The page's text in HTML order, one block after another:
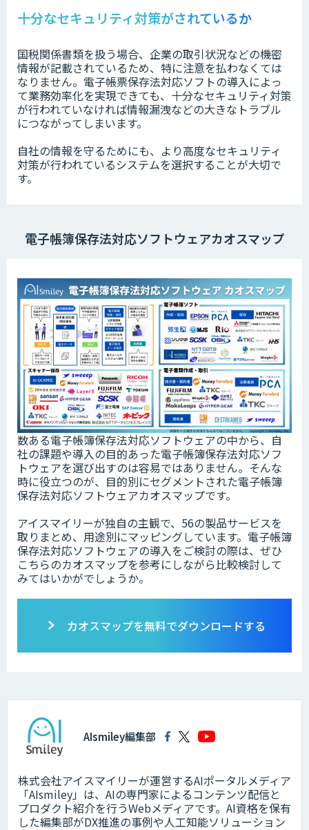
十分なセキュリティ対策がされているか
国税関係書類を扱う場合、企業の取引状況などの機密
情報が記載されているため、特に注意を払わなくては
なりません。電子帳票保存法対応ソフトの導入によっ
て業務効率化を実現できても、十分なセキュリティ対策
が行われていなければ情報漏洩などの大きなトラブル
につながってしまいます。
自社の情報を守るためにも、より高度なセキュリティ
対策が行われているシステムを選択することが大切で
す。
電子帳簿保存法対応ソフトウェアカオスマップ
数ある電子帳簿保存法対応ソフトウェアの中から、自
社の課題や導入の目的あった電子帳簿保存法対応ソフ
トウェアを選び出すのは容易ではありません。そんな
時に役立つのが、目的別にセグメントされた電子帳簿
保存法対応ソフトウェアカオスマップです。
アイスマイリーが独自の主観で、56の製品サービスを
取りまとめ、用途別にマッピングしています。電子帳簿
保存法対応ソフトウェアの導入をご検討の際は、ぜひ
こちらのカオスマップを参考にしながら比較検討して
みてはいかがでしょうか。
カオスマップを無料でダウンロードする
AIsmiley編集部
株式会社アイスマイリーが運営するAIポータルメディア
「AIsmiley」は、AIの専門家によるコンテンツ配信と
プロダクト紹介を行うWebメディアです。AI資格を保有
した編集部がDX推進の事例や人工知能ソリューション